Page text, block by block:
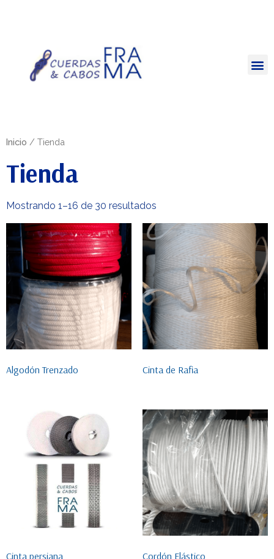
Inicio / Tienda
Tienda
Mostrando 1–16 de 30 resultados
Algodón Trenzado Cinta de Rafia
Cinta persiana Cordón Elástico